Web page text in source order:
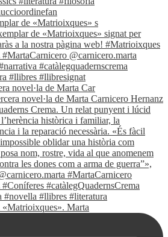
de «Matrioixques» s
novel·la de Marta Car
«Matrioixques». Marta